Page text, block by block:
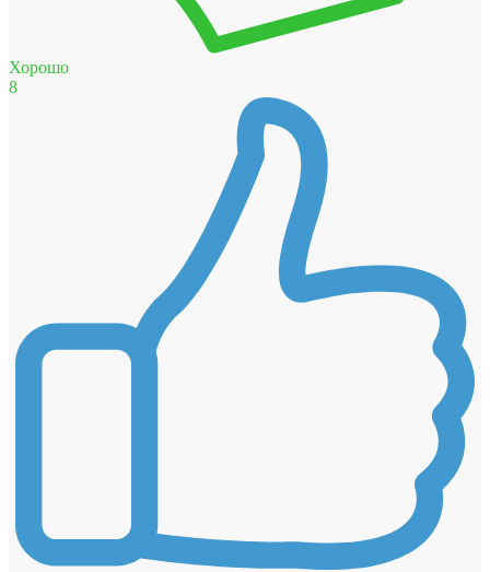
Хорошо
8